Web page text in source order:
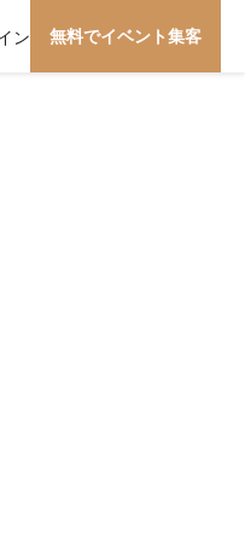
ン 無料でイベント集客